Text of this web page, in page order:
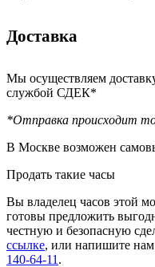
Доставка
Мы осуществляем
службой СДЕК*
*Отправка происходит
В Москве возможен
Продать такие часы
Вы владелец часов этой
готовы предложить
честную и безопасную
ссылке, или напишите
140-64-11 .